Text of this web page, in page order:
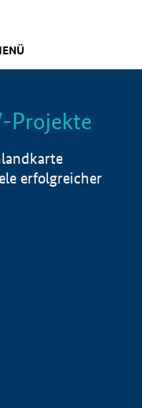
Info
Projekte
erfolgreicher